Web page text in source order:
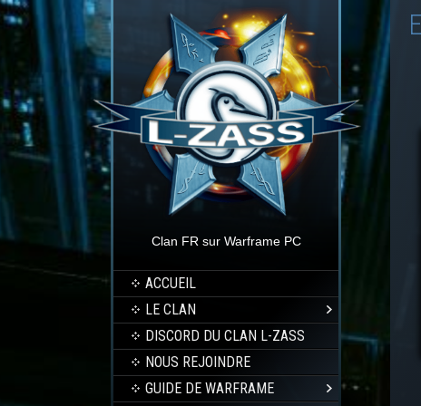
Clan FR sur Warframe PC
ACCUEIL
LE CLAN
DISCORD DU CLAN L-ZASS
NOUS REJOINDRE
GUIDE DE WARFRAME